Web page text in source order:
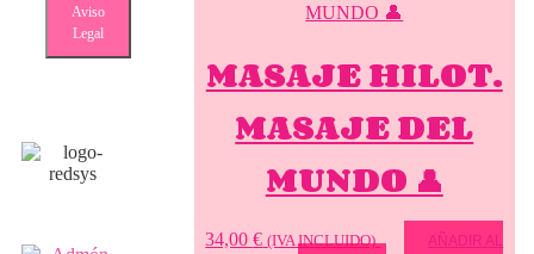
MASAJE HILOT.
MASAJE DEL
MUNDO 👤
34,00€ (IVA INCLUIDO)
AÑADIR AL
Aviso
Legal